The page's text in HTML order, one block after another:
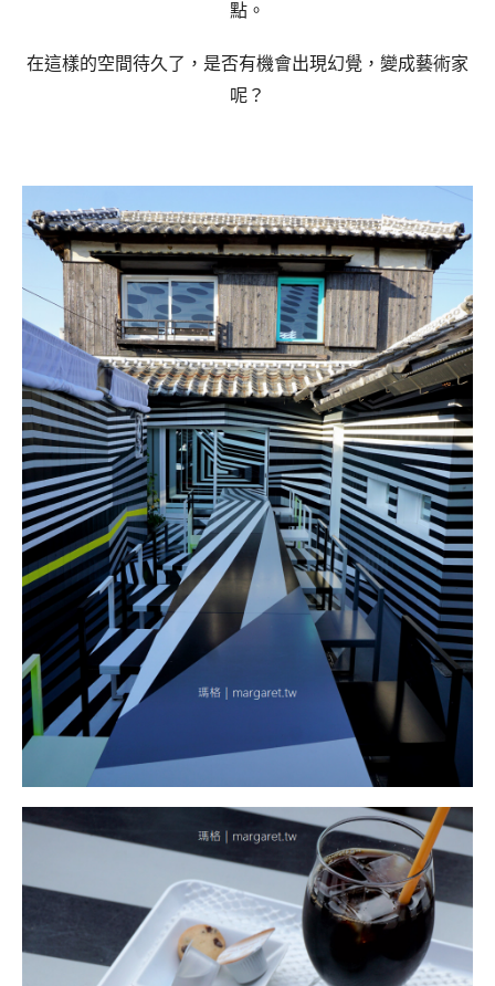
點。
在這樣的空間待久了，是否有機會出現幻覺，變成藝術家
呢？